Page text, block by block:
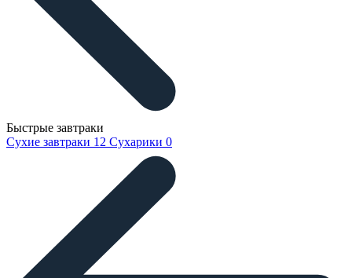
Быстрые завтраки
Сухие завтраки 12 Сухарики 0